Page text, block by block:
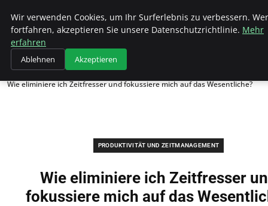
Hellmut Koenigshaus
Startseite
Produktivität und Zeitmanagement
Wie eliminiere ich Zeitfresser und fokussiere mich auf das Wesentliche?
PRODUKTIVITÄT UND ZEITMANAGEMENT
Wie eliminiere ich Zeitfresser
fokussiere mich auf das
Wir verwenden Cookies, um Ihr Surferlebnis zu verbessern.
fortfahren, akzeptieren Sie unsere Datenschutzrichtlinie. Mehr
erfahren
Ablehnen Akzeptieren